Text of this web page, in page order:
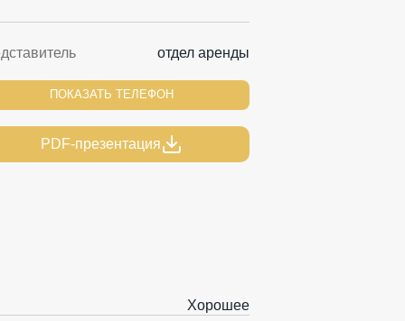
отдел аренды
ПОКАЗАТЬ ТЕЛЕФОН
PDF-презентация
Хорошее